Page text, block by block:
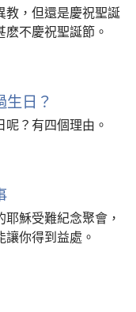
教，但還是慶祝聖誕
不慶祝聖誕節。
日？
？有四個理由。
穌受難紀念聚會，
你得到益處。